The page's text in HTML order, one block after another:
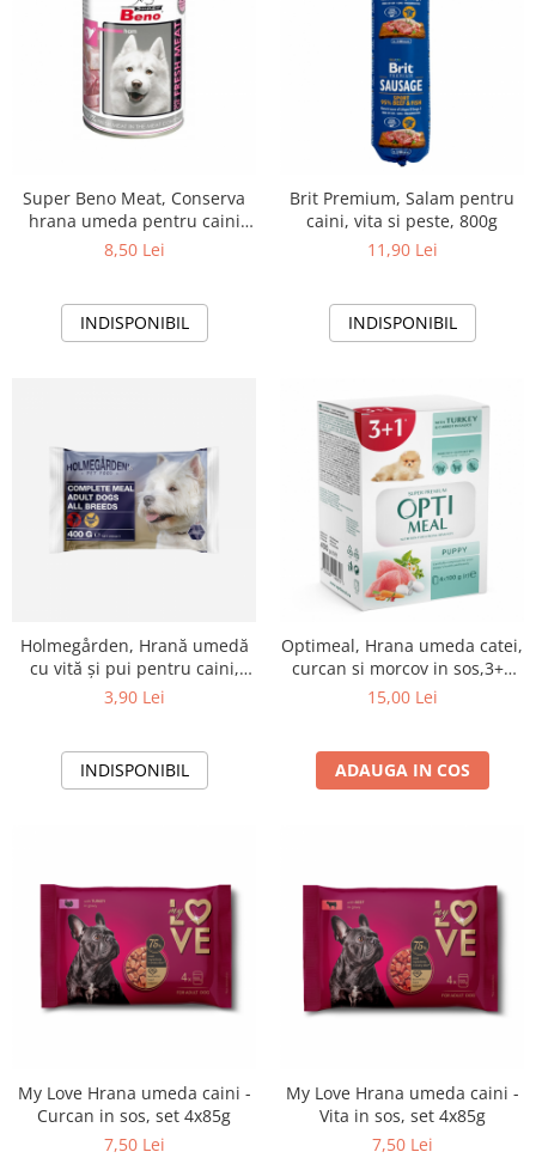
Super Beno Meat, Conserva
hrana umeda pentru caini
adulti, sunca, 400g
8,50 Lei
INDISPONIBIL
Brit Premium, Salam pentru
caini, vita si peste, 800g
11,90 Lei
INDISPONIBIL
Holmegården, Hrană umedă
cu vită și pui pentru caini,
4x100g
3,90 Lei
INDISPONIBIL
Optimeal, Hrana umeda catei,
curcan si morcov in sos,3+1
BONUS, 400g
15,00 Lei
ADAUGA IN COS
My Love Hrana umeda caini -
Curcan in sos, set 4x85g
7,50 Lei
My Love Hrana umeda caini -
Vita in sos, set 4x85g
7,50 Lei